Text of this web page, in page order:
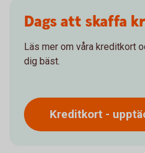
Dags att skaffa
Läs mer om våra kreditkort
dig bäst.
Kreditkort -